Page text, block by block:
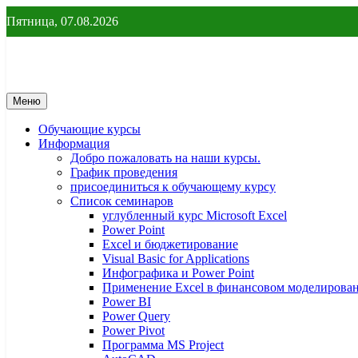
к
содержимому
Пятница, 07.08.2026
От новичка до профессионала
Меню
Обучающие курсы
Информация
Добро пожаловать на наши курсы.
График проведения
присоединиться к обучающему курсу
Список семинаров
углубленный курс Microsoft Excel
Power Point
Excel и бюджетирование
Visual Basic for Applications
Инфографика и Power Point
Применение Excel в финансовом
Power BI
Power Query
Power Pivot
Программа MS Project